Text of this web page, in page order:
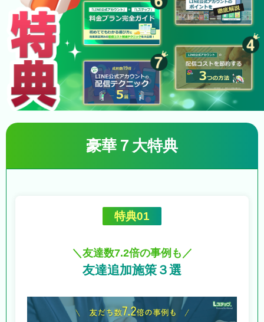
豪華７大特典
特典01
＼友達数7.2倍の事例も／
友達追加施策３選